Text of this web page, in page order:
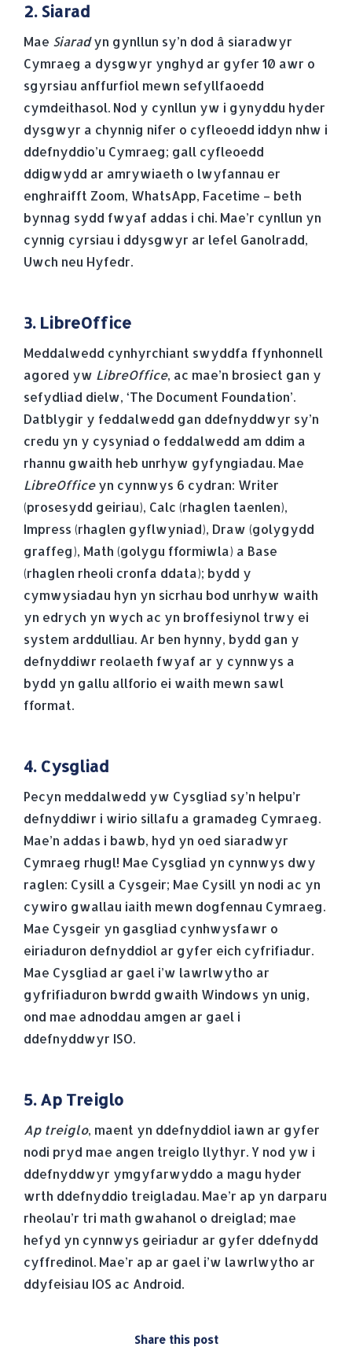
2. Siarad
Mae Siaradyn gynllun sy’n dod â siaradwyr
Cymraeg a dysgwyr ynghyd ar gyfer 10 awr o
sgyrsiau anffurfiol mewn sefyllfaoedd
cymdeithasol. Nod y cynllun yw i gynyddu hyder
dysgwyr a chynnig nifer o cyfleoedd iddyn nhw i
ddefnyddio’u Cymraeg; gall cyfleoedd
ddigwydd ar amrywiaeth o lwyfannau er
enghraifft Zoom, WhatsApp, Facetime – beth
bynnag sydd fwyaf addas i chi. Mae’r cynllun yn
cynnig cyrsiau i ddysgwyr ar lefel Ganolradd,
Uwch neu Hyfedr.
3. LibreOffice
Meddalwedd cynhyrchiant swyddfa ffynhonnell
agored yw LibreOffice, ac mae’n brosiect gan y
sefydliad dielw, ‘The Document Foundation’.
Datblygir y feddalwedd gan ddefnyddwyr sy’n
credu yn y cysyniad o feddalwedd am ddim a
rhannu gwaith heb unrhyw gyfyngiadau. Mae
LibreOfficeyn cynnwys 6 cydran: Writer
(prosesydd geiriau), Calc (rhaglen taenlen),
Impress (rhaglen gyflwyniad), Draw (golygydd
graffeg), Math (golygu fformiwla) a Base
(rhaglen rheoli cronfa ddata); bydd y
cymwysiadau hyn yn sicrhau bod unrhyw waith
yn edrych yn wych ac yn broffesiynol trwy ei
system arddulliau. Ar ben hynny, bydd gan y
defnyddiwr reolaeth fwyaf ar y cynnwys a
bydd yn gallu allforio ei waith mewn sawl
fformat.
4. Cysgliad
Pecyn meddalwedd yw Cysgliad sy’n helpu’r
defnyddiwr i wirio sillafu a gramadeg Cymraeg.
Mae’n addas i bawb, hyd yn oed siaradwyr
Cymraeg rhugl! Mae Cysgliad yn cynnwys dwy
raglen: Cysill a Cysgeir; Mae Cysill yn nodi ac yn
cywiro gwallau iaith mewn dogfennau Cymraeg.
Mae Cysgeir yn gasgliad cynhwysfawr o
eiriaduron defnyddiol ar gyfer eich cyfrifiadur.
Mae Cysgliad ar gael i’w lawrlwytho ar
gyfrifiaduron bwrdd gwaith Windows yn unig,
ond mae adnoddau amgen ar gael i
ddefnyddwyr ISO.
5. Ap Treiglo
Ap treiglo, maent yn ddefnyddiol iawn ar gyfer
nodi pryd mae angen treiglo llythyr. Y nod yw i
ddefnyddwyr ymgyfarwyddo a magu hyder
wrth ddefnyddio treigladau. Mae’r ap yn darparu
rheolau’r tri math gwahanol o dreiglad; mae
hefyd yn cynnwys geiriadur ar gyfer ddefnydd
cyffredinol. Mae’r ap ar gael i’w lawrlwytho ar
ddyfeisiau IOS ac Android.
Share this post